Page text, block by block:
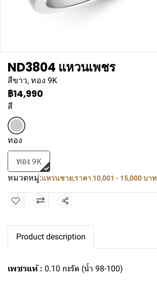
ND3804 แหวนเพชร
สีขาว, ทอง 9K
฿14,990
สี
ทอง
ทอง 9K
หมวดหมู่:แหวนชาย,ราคา 10,001 - 15,000 บาท
แชร์
Product description
เพชรแท้ : 0.10 กะรัต (น้ำ 98-100)